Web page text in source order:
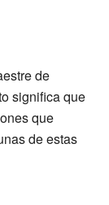
de
significa que
que
de estas